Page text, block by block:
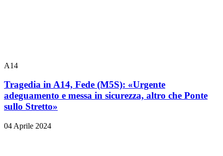
A14
Tragedia in A14, Fede (M5S): «Urgente
adeguamento e messa in sicurezza, altro che Ponte
sullo Stretto»
04 Aprile 2024